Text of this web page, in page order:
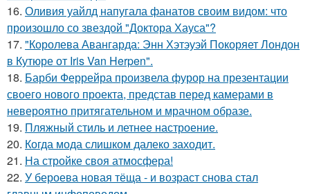
16. Оливия уайлд напугала фанатов своим видом: что
произошло со звездой "Доктора Хауса"?
17. "Королева Авангарда: Энн Хэтэуэй Покоряет Лондон
в Кутюре от Iris Van Herpen".
18. Барби Феррейра произвела фурор на презентации
своего нового проекта, представ перед камерами в
невероятно притягательном и мрачном образе.
19. Пляжный стиль и летнее настроение.
20. Когда мода слишком далеко заходит.
21. На стройке своя атмосфера!
22. У бероева новая тёща - и возраст снова стал